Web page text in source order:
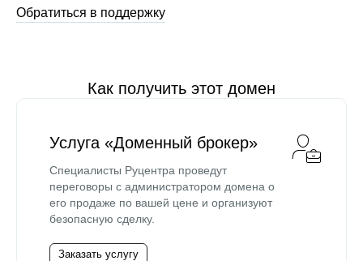
Обратиться в поддержку
Как получить этот домен
Услуга «Доменный брокер»
Специалисты Руцентра проведут
переговоры с администратором домена о
его продаже по вашей цене и организуют
безопасную сделку.
Заказать услугу